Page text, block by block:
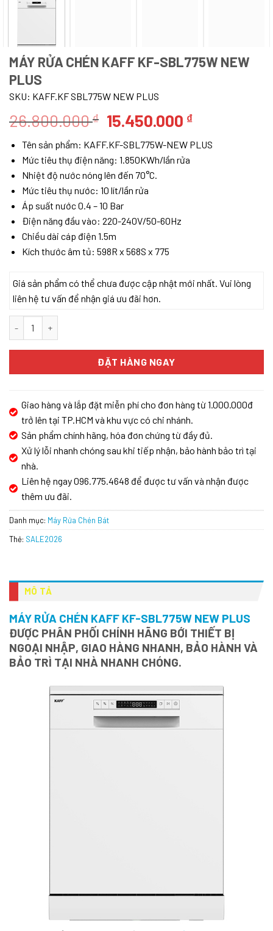
MÁY RỬA CHÉN KAFF KF-SBL775W NEW
PLUS
SKU: KAFF.KF SBL775W NEW PLUS
26.800.000₫ Giá
là:
26.800.000 ₫.
15.450.000 ₫Giá
tại
Tên sản phẩm: KAFF.KF-SBL775W-NEW PLUS
Mức tiêu thụ điện năng: 1.850KWh/lần rửa
Nhiệt độ nước nóng lên đến 70°C.
Mức tiêu thụ nước: 10 lít/lần rửa
Áp suất nước 0.4 – 10 Bar
Điện năng đầu vào: 220-240V/50-60Hz
Chiều dài cáp điện 1.5m
Kích thước âm tủ: 598R x 568S x 775
Giá sản phẩm có thể chưa được cập nhật mới nhất. Vui lòng
liên hệ tư vấn để nhận giá ưu đãi hơn.
ĐẶT HÀNG NGAY
Giao hàng và lắp đặt miễn phí cho đơn hàng từ 1.000.000đ
trở lên tại TP.HCM và khu vực có chi nhánh.
Sản phẩm chính hãng, hóa đơn chứng từ đầy đủ.
Xử lý lỗi nhanh chóng sau khi tiếp nhận, bảo hành bảo trì tại
nhà.
Liên hệ ngay 096.775.4648 để được tư vấn và nhận được
thêm ưu đãi.
Danh mục: Máy Rửa Chén Bát
Thẻ: SALE2026
MÔ TẢ
MÁY RỬA CHÉN KAFF KF-SBL775W NEW PLUS
ĐƯỢC PHÂN PHỐI CHÍNH HÃNG BỚI THIẾT BỊ
NGOẠI NHẬP, GIAO HÀNG NHANH, BẢO HÀNH VÀ
BẢO TRÌ TẠI NHÀ NHANH CHÓNG.